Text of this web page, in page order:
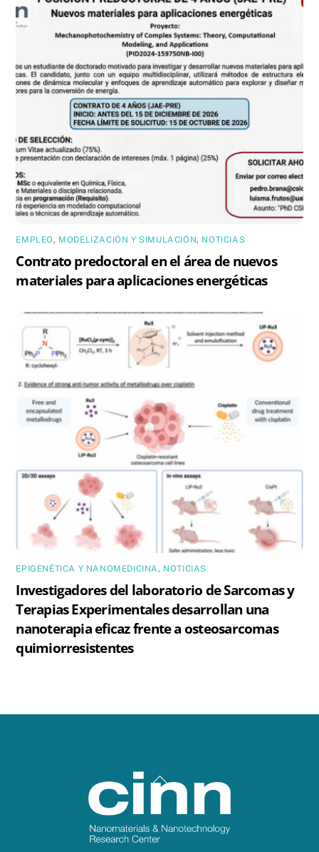
EMPLEO, MODELIZACIÓN Y SIMULACIÓN, NOTICIAS
Contrato predoctoral en el área de nuevos
materiales para aplicaciones energéticas
EPIGENÉTICA Y NANOMEDICINA, NOTICIAS
Investigadores del laboratorio de Sarcomas y
Terapias Experimentales desarrollan una
nanoterapia eficaz frente a osteosarcomas
quimiorresistentes
Back
To
Top